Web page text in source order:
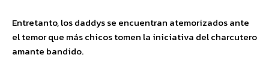
Entretanto, los daddys se encuentran atemorizados ante
el temor que más chicos tomen la iniciativa del charcutero
amante bandido.